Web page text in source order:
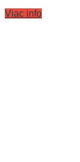
Viac info